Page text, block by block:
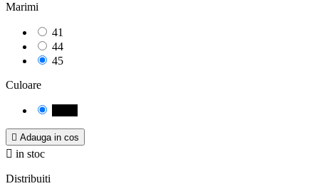
Marimi
41
44
45
Culoare
 Adauga in cos
 in stoc
Distribuiti